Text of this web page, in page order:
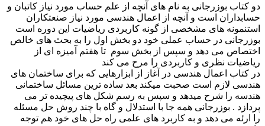
دو کتاب بوزرجانی به نام های آنچه از علم حساب مورد نیاز کاتبان و
حسابداران است و آنچه از اعمال هندسی مورد نیاز صنعتکاران
استنمونه های مشخصی از گونه کاربردی ریاضیات این دوره است
بوزرجانی در حساب عملی خود دو بخش اول را به بحث های خالص
اختصاص می دهد و سپس از بخش سوم تا هفتم آمیزه ای از
ریاضیات نظری و کاربردی را مرح می کند
در کتاب اعمال هندسی در آغاز از ابزارهایی که برای ساختمان های
هندسی لازم است صحبت میکند بعد ساده ترین مسائل ساختمانی
هندسه را شرح میدهد و سپس به رسم شکل های پیچیده تر می
پردازد . بوزرجانی همه جا با استدلال و گاه با چند روش حل مسئله
را ارئه می دهد و به کاربرد های علمی راه حل های خود هم توجه